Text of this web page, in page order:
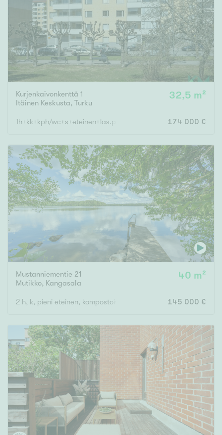
Kurjenkaivonkenttä 1
Itäinen Keskusta, Turku
32,5 m²
1h+kk+kph/wc+s+eteinen+las.parveke 174 000 €
Mustanniementie 21
Mutikko, Kangasala
40 m²
2 h, k, pieni eteinen, kompostoiva sisä-wc 145 000 €